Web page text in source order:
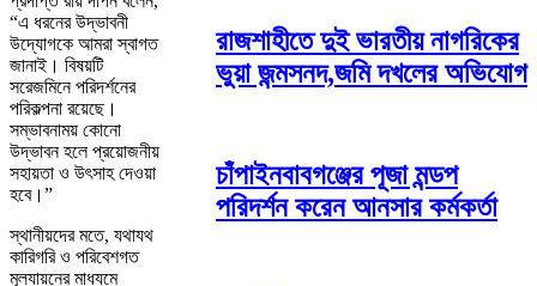
“এ ধরনের উদ্ভাবনী
উদ্যোগকে আমরা স্বাগত
জানাই। বিষয়টি
সরেজমিনে পরিদর্শনের
পরিকল্পনা রয়েছে।
সম্ভাবনাময় কোনো
উদ্ভাবন হলে প্রয়োজনীয়
সহায়তা ও উৎসাহ দেওয়া
হবে।”
স্থানীয়দের মতে, যথাযথ
কারিগরি ও পরিবেশগত
মূল্যায়নের মাধ্যমে
রাজশাহীতে দুই ভারতীয় নাগরিকের
ভুয়া জন্মসনদ,জমি দখলের অভিযোগ
চাঁপাইনবাবগঞ্জের পূজা মন্ডপ
পরিদর্শন করেন আনসার কর্মকর্তা